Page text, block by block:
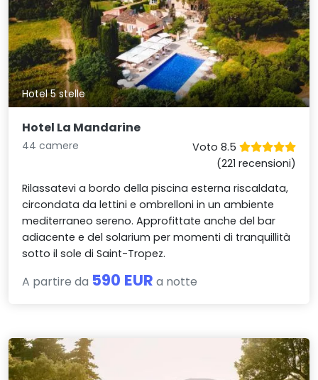
Hotel 5 stelle
Hotel La Mandarine
44 camere
Voto 8.5
(221 recensioni)
Rilassatevi a bordo della piscina esterna riscaldata,
circondata da lettini e ombrelloni in un ambiente
mediterraneo sereno. Approfittate anche del bar
adiacente e del solarium per momenti di tranquillità
sotto il sole di Saint-Tropez.
A partire da 590 EUR a notte